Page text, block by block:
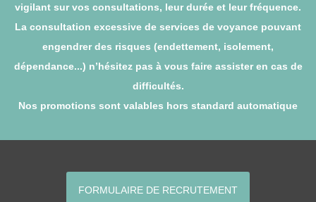
vigilant sur vos consultations, leur durée et leur fréquence.
La consultation excessive de services de voyance pouvant
engendrer des risques (endettement, isolement,
dépendance...) n’hésitez pas à vous faire assister en cas de
difficultés.
Nos promotions sont valables hors standard automatique
FORMULAIRE DE RECRUTEMENT